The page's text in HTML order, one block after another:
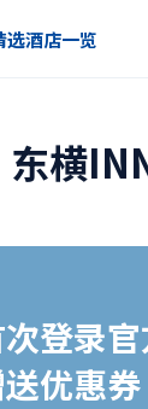
选酒店一览
东横
登录
优惠券